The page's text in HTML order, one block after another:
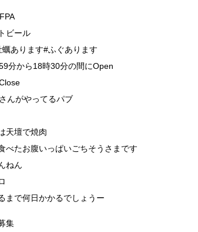
ビール
あります#ふぐあります
分から18時30分の間にOpen
んがやってるパブ
天壇で焼肉
べたお腹いっぱいごちそうさまです
ねん
まで何日かかるでしょうー
集